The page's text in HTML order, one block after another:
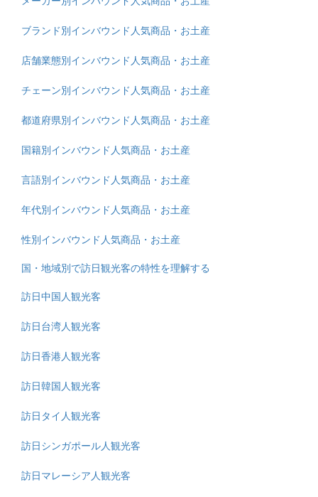
ブランド別インバウンド人気商品・お土産
店舗業態別インバウンド人気商品・お土産
チェーン別インバウンド人気商品・お土産
都道府県別インバウンド人気商品・お土産
国籍別インバウンド人気商品・お土産
言語別インバウンド人気商品・お土産
年代別インバウンド人気商品・お土産
性別インバウンド人気商品・お土産
国・地域別で訪日観光客の特性を理解する
訪日中国人観光客
訪日台湾人観光客
訪日香港人観光客
訪日韓国人観光客
訪日タイ人観光客
訪日シンガポール人観光客
訪日マレーシア人観光客